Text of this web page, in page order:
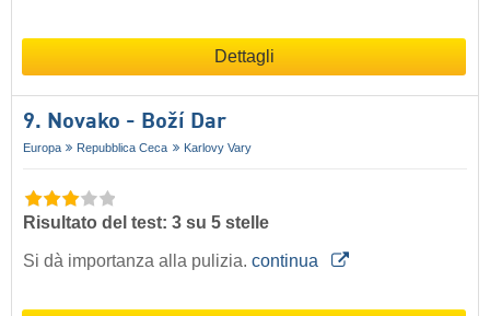
Dettagli
9. Novako - Boží Dar
Europa Repubblica Ceca Karlovy Vary
Risultato del test: 3 su 5 stelle
Si dà importanza alla pulizia. continua